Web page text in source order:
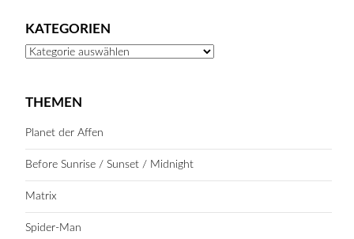
KATEGORIEN
Kategorien
THEMEN
Planet der Affen
Before Sunrise / Sunset / Midnight
Matrix
Spider-Man